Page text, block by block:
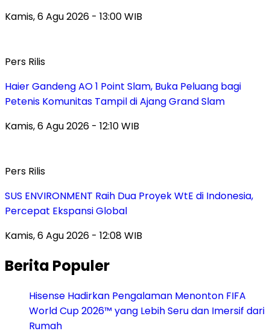
Kamis, 6 Agu 2026 - 13:00 WIB
Pers Rilis
Haier Gandeng AO 1 Point Slam, Buka Peluang bagi
Petenis Komunitas Tampil di Ajang Grand Slam
Kamis, 6 Agu 2026 - 12:10 WIB
Pers Rilis
SUS ENVIRONMENT Raih Dua Proyek WtE di Indonesia,
Percepat Ekspansi Global
Kamis, 6 Agu 2026 - 12:08 WIB
Berita Populer
Hisense Hadirkan Pengalaman Menonton FIFA
World Cup 2026™ yang Lebih Seru dan Imersif dari
Rumah